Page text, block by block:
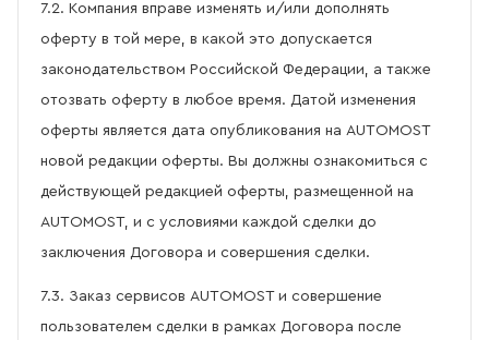
7.2. Компания вправе изменять и/или дополнять
оферту в той мере, в какой это допускается
законодательством Российской Федерации, а также
отозвать оферту в любое время. Датой изменения
оферты является дата опубликования на AUTOMOST
новой редакции оферты. Вы должны ознакомиться с
действующей редакцией оферты, размещенной на
AUTOMOST, и с условиями каждой сделки до
заключения Договора и совершения сделки.
7.3. Заказ сервисов AUTOMOST и совершение
пользователем сделки в рамках Договора после